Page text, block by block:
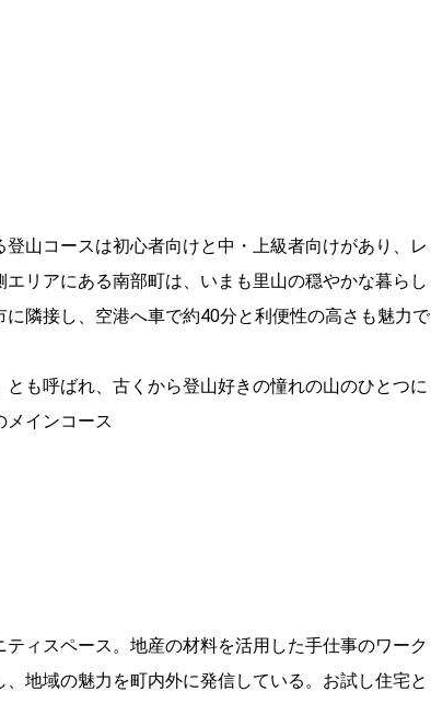
山コースは初心者向けと中・上級者向けがあり、レ
リアにある南部町は、いまも里山の穏やかな暮らし
隣接し、空港へ車で約40分と利便性の高さも魅力で
も呼ばれ、古くから登山好きの憧れの山のひとつに
メインコース
ィスペース。地産の材料を活用した手仕事のワーク
地域の魅力を町内外に発信している。お試し住宅と